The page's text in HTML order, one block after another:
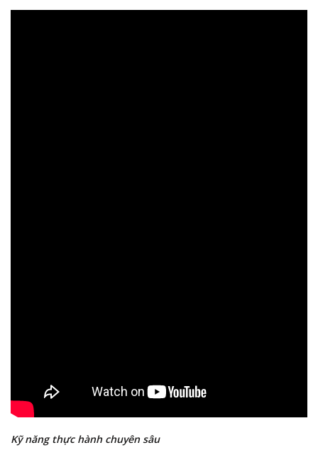
Kỹ năng thực hành chuyên sâu